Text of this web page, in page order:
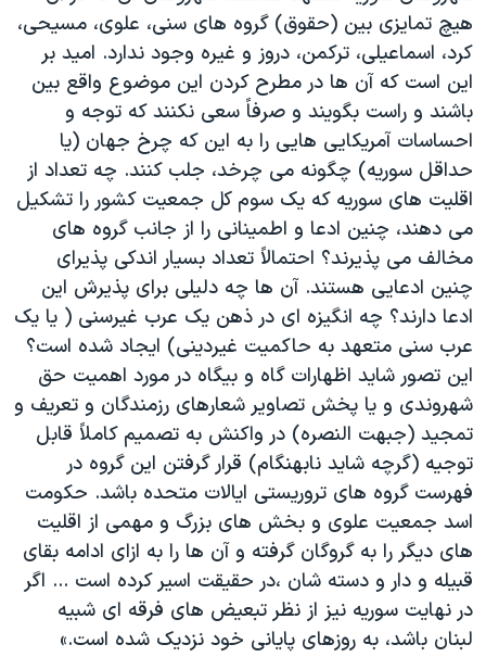
هیچ تمایزی بین (حقوق) گروه های سنی، علوی، مسیحی،
کرد، اسماعیلی، ترکمن، دروز و غیره وجود ندارد. امید بر
این است که آن ها در مطرح کردن این موضوع واقع بین
باشند و راست بگویند و صرفاً سعی نکنند که توجه و
احساسات آمریکایی هایی را به این که چرخ جهان (یا
حداقل سوریه) چگونه می چرخد، جلب کنند. چه تعداد از
اقلیت های سوریه که یک سوم کل جمعیت کشور را تشکیل
می دهند، چنین ادعا و اطمینانی را از جانب گروه های
مخالف می پذیرند؟ احتمالاً تعداد بسیار اندکی پذیرای
چنین ادعایی هستند. آن ها چه دلیلی برای پذیرش این
ادعا دارند؟ چه انگیزه ای در ذهن یک عرب غیرسنی ( یا یک
عرب سنی متعهد به حاکمیت غیردینی) ایجاد شده است؟
این تصور شاید اظهارات گاه و بیگاه در مورد اهمیت حق
شهروندی و یا پخش تصاویر شعارهای رزمندگان و تعریف و
تمجید (جبهت النصره) در واکنش به تصمیم کاملاً قابل
توجیه (گرچه شاید نابهنگام) قرار گرفتن این گروه در
فهرست گروه های تروریستی ایالات متحده باشد. حکومت
اسد جمعیت علوی و بخش های بزرگ و مهمی از اقلیت
های دیگر را به گروگان گرفته و آن ها را به ازای ادامه بقای
قبیله و دار و دسته شان ،در حقیقت اسیر کرده است ... اگر
در نهایت سوریه نیز از نظر تبعیض های فرقه ای شبیه
لبنان باشد، به روزهای پایانی خود نزدیک شده است.»